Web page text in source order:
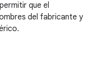
que el
del fabricante y